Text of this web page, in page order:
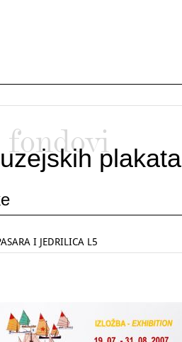
fondovi
plakata
I JEDRILICA L5